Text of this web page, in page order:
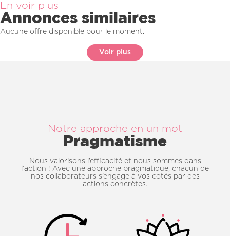
En voir plus
Annonces similaires
Aucune offre disponible pour le moment.
Voir plus
Notre approche en un mot
Pragmatisme
Nous valorisons l’efficacité et nous sommes dans
l’action ! Avec une approche pragmatique, chacun de
nos collaborateurs s’engage à vos cotés par des
actions concrètes.